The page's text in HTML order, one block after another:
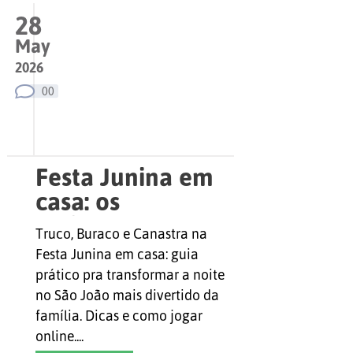
28
May
2026
00
Festa Junina em
casa: os
melhores jogos
de carta pra
animar a noite
toda
Truco, Buraco e Canastra na
Festa Junina em casa: guia
prático pra transformar a noite
no São João mais divertido da
família. Dicas e como jogar
online....